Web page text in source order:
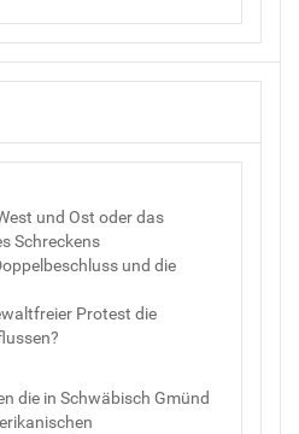
und Ost oder das
Schreckens
und die
Protest die
die in Schwäbisch Gmünd